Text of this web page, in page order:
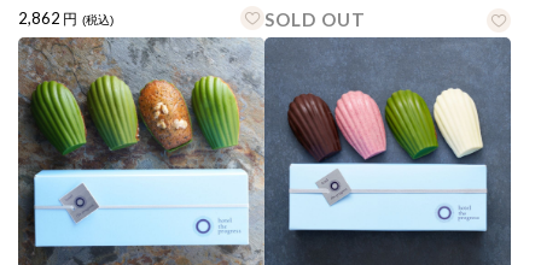
2,862 円 (税込) SOLD OUT